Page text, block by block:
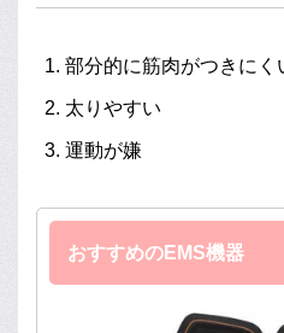
部分的に筋肉がつきにく
太りやすい
運動が嫌
おすすめのEMS機器